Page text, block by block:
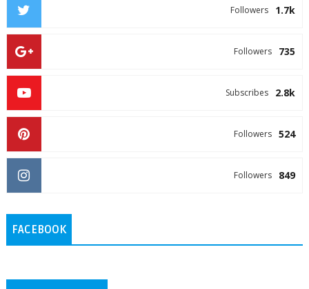
1.7k
Followers
735
Followers
2.8k
Subscribes
524
Followers
849
Followers
FACEBOOK